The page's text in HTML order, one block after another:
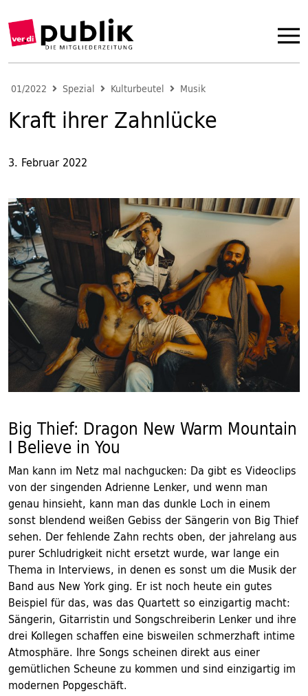
01/2022 Spezial Kulturbeutel Musik
Kraft ihrer Zahnlücke
3. Februar 2022
Big Thief: Dragon New Warm Mountain
I Believe in You
Man kann im Netz mal nachgucken: Da gibt es Videoclips
von der singenden Adrienne Lenker, und wenn man
genau hinsieht, kann man das dunkle Loch in einem
sonst blendend weißen Gebiss der Sängerin von Big Thief
sehen. Der fehlende Zahn rechts oben, der jahrelang aus
purer Schludrigkeit nicht ersetzt wurde, war lange ein
Thema in Interviews, in denen es sonst um die Musik der
Band aus New York ging. Er ist noch heute ein gutes
Beispiel für das, was das Quartett so einzigartig macht:
Sängerin, Gitarristin und Songschreiberin Lenker und ihre
drei Kollegen schaffen eine bisweilen schmerzhaft intime
Atmosphäre. Ihre Songs scheinen direkt aus einer
gemütlichen Scheune zu kommen und sind einzigartig im
modernen Popgeschäft.